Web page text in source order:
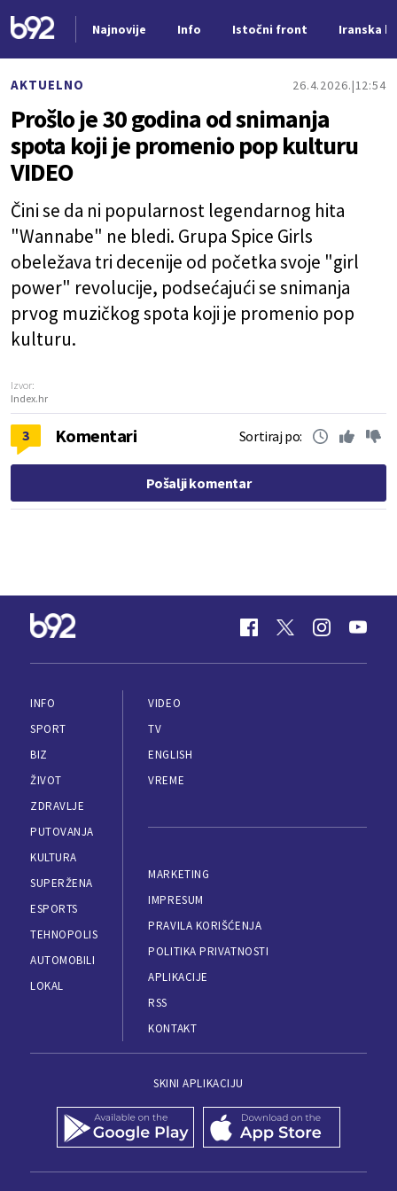
Najnovije Info Istočni front Iranska
AKTUELNO 26.4.2026. 12:54
Prošlo je 30 godina od snimanja
spota koji je promenio pop kulturu
VIDEO
Čini se da ni popularnost legendarnog hita
"Wannabe" ne bledi. Grupa Spice Girls
obeležava tri decenije od početka svoje "girl
power" revolucije, podsećajući se snimanja
prvog muzičkog spota koji je promenio pop
kulturu.
Izvor:
Index.hr
3 Komentari Sortiraj po:
Pošalji komentar
INFO
SPORT
BIZ
ŽIVOT
ZDRAVLJE
PUTOVANJA
KULTURA
SUPERŽENA
ESPORTS
TEHNOPOLIS
AUTOMOBILI
LOKAL
VIDEO
TV
ENGLISH
VREME
MARKETING
IMPRESUM
PRAVILA KORIŠĆENJA
POLITIKA PRIVATNOSTI
APLIKACIJE
RSS
KONTAKT
SKINI APLIKACIJU